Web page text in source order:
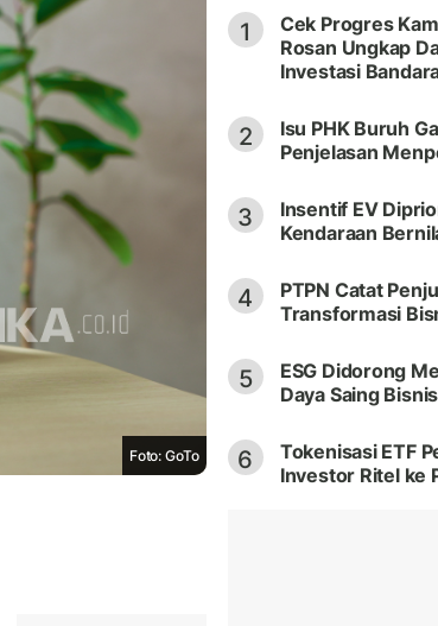
Foto: GoTo
1
Cek Progres
Rosan Ungkap
Investasi
2
Isu PHK Buruh
Penjelasan
3
Insentif EV
Kendaraan
4
PTPN Catat
Transformasi
5
ESG Didorong
Daya Saing
6
Tokenisasi ETF
Investor Ritel ke